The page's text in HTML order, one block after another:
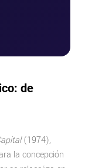
de
(1974),
la concepción